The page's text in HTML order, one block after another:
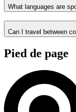
What languages are
Can I travel between
Pied de page